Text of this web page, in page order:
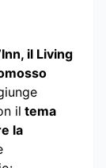
il Living
il tema
la